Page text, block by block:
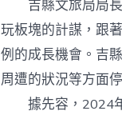
吉縣文旅局局長
玩板塊的計謀，跟
例的成長機會。吉
周遭的狀況等方面
據先容，2024年